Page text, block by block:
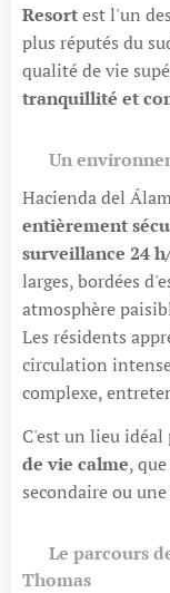
Resortest l'un
plus réputés du
qualité de vie
tranquillité et
Un
Hacienda del
entièrement
surveillance 24
larges, bordées
atmosphère
Les résidents
circulation
complexe,
C'est un lieu idéal
de vie calme,
secondaire ou
Le parcours
Thomas